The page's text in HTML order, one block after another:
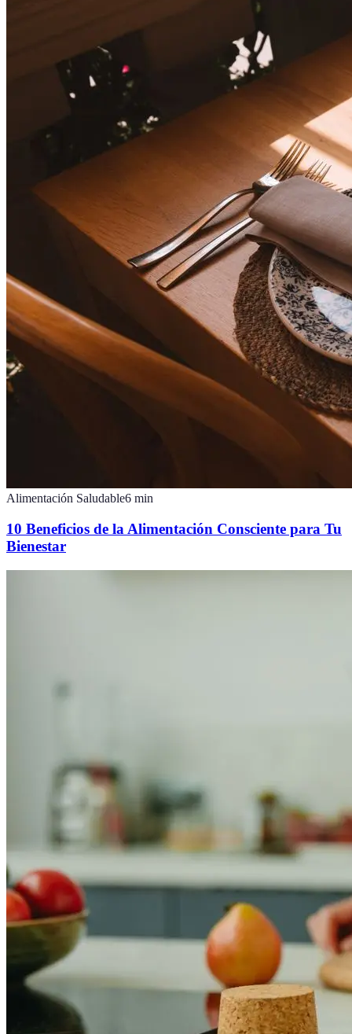
Alimentación Saludable6 min
10 Beneficios de la Alimentación Consciente para Tu
Bienestar